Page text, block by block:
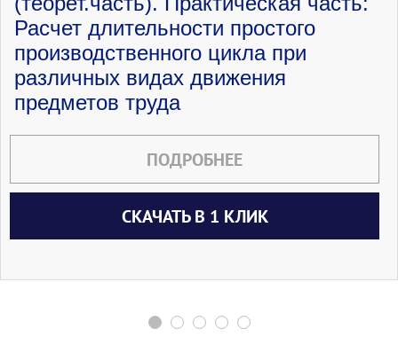
Расчет длительности простого
производственного цикла при
различных видах движения
предметов труда
ПОДРОБНЕЕ
СКАЧАТЬ В 1 КЛИК